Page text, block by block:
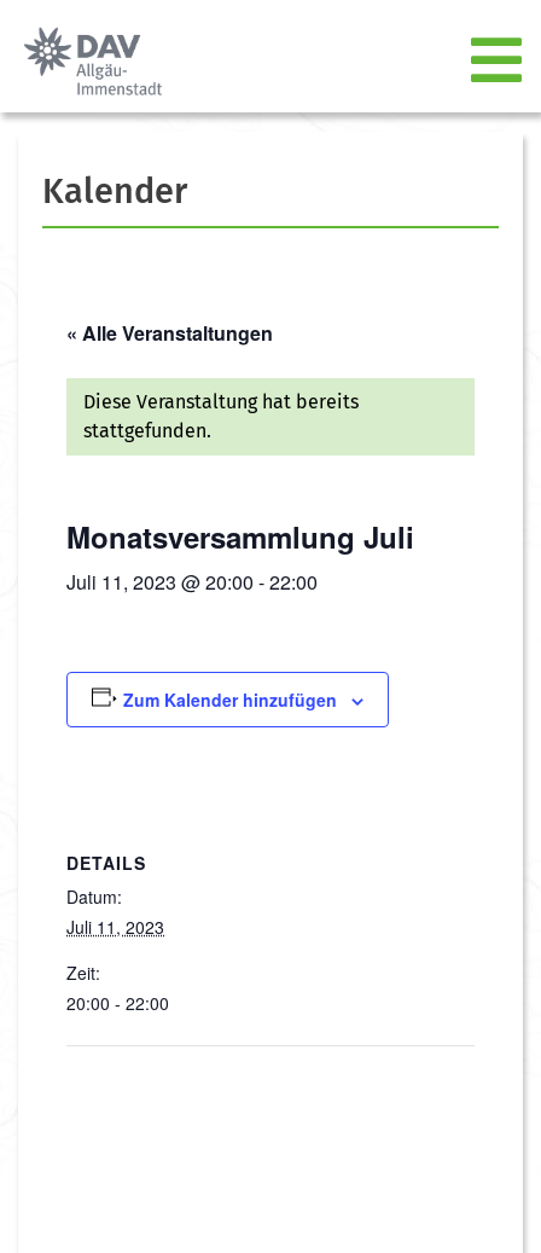
Kalender
« Alle Veranstaltungen
Diese Veranstaltung hat bereits
stattgefunden.
Monatsversammlung Juli
Juli 11, 2023 @ 20:00 -22:00
Zum Kalender hinzufügen
DETAILS
Datum:
Juli 11, 2023
Zeit:
20:00 - 22:00